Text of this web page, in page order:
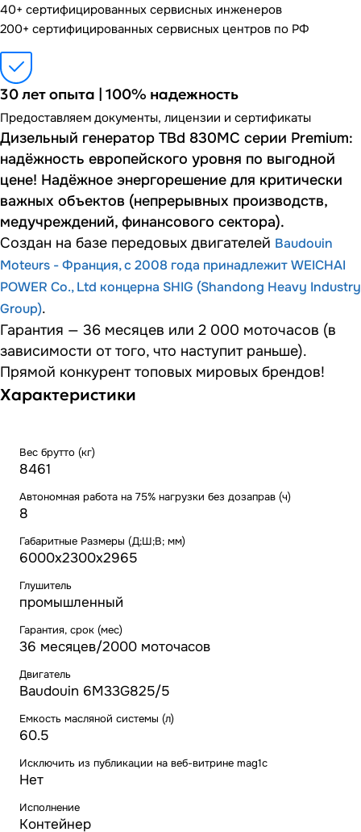
40+ сертифицированных сервисных инженеров
200+ сертифицированных сервисных центров по РФ
30 лет опыта | 100% надежность
Предоставляем документы, лицензии и сертификаты
Дизельный генератор TBd 830MC серии Premium:
надёжность европейского уровня по выгодной
цене! Надёжное энергорешение для критически
важных объектов (непрерывных производств,
медучреждений, финансового сектора).
Создан на базе передовых двигателей Baudouin
Moteurs - Франция, с 2008 года принадлежит WEICHAI
POWER Co., Ltd концерна SHIG (Shandong Heavy Industry
Group).
Гарантия — 36 месяцев или 2 000 моточасов (в
зависимости от того, что наступит раньше).
Прямой конкурент топовых мировых брендов!
Характеристики
Вес брутто (кг)
8461
Автономная работа на 75% нагрузки без дозаправ (ч)
8
Габаритные Размеры (Д;Ш;В; мм)
6000х2300х2965
Глушитель
промышленный
Гарантия, срок (мес)
36 месяцев/2000 моточасов
Двигатель
Baudouin 6M33G825/5
Емкость масляной системы (л)
60.5
Исключить из публикации на веб-витрине mag1c
Нет
Исполнение
Контейнер